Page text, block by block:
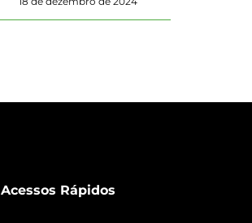
Acessos Rápidos